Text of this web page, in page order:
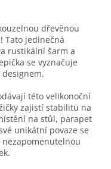
dřevěnou
Tato jedinečná
rustikální šarm a
se vyznačuje
této velikonoční
zajistí stabilitu na
na stůl, parapet
unikátní povaze se